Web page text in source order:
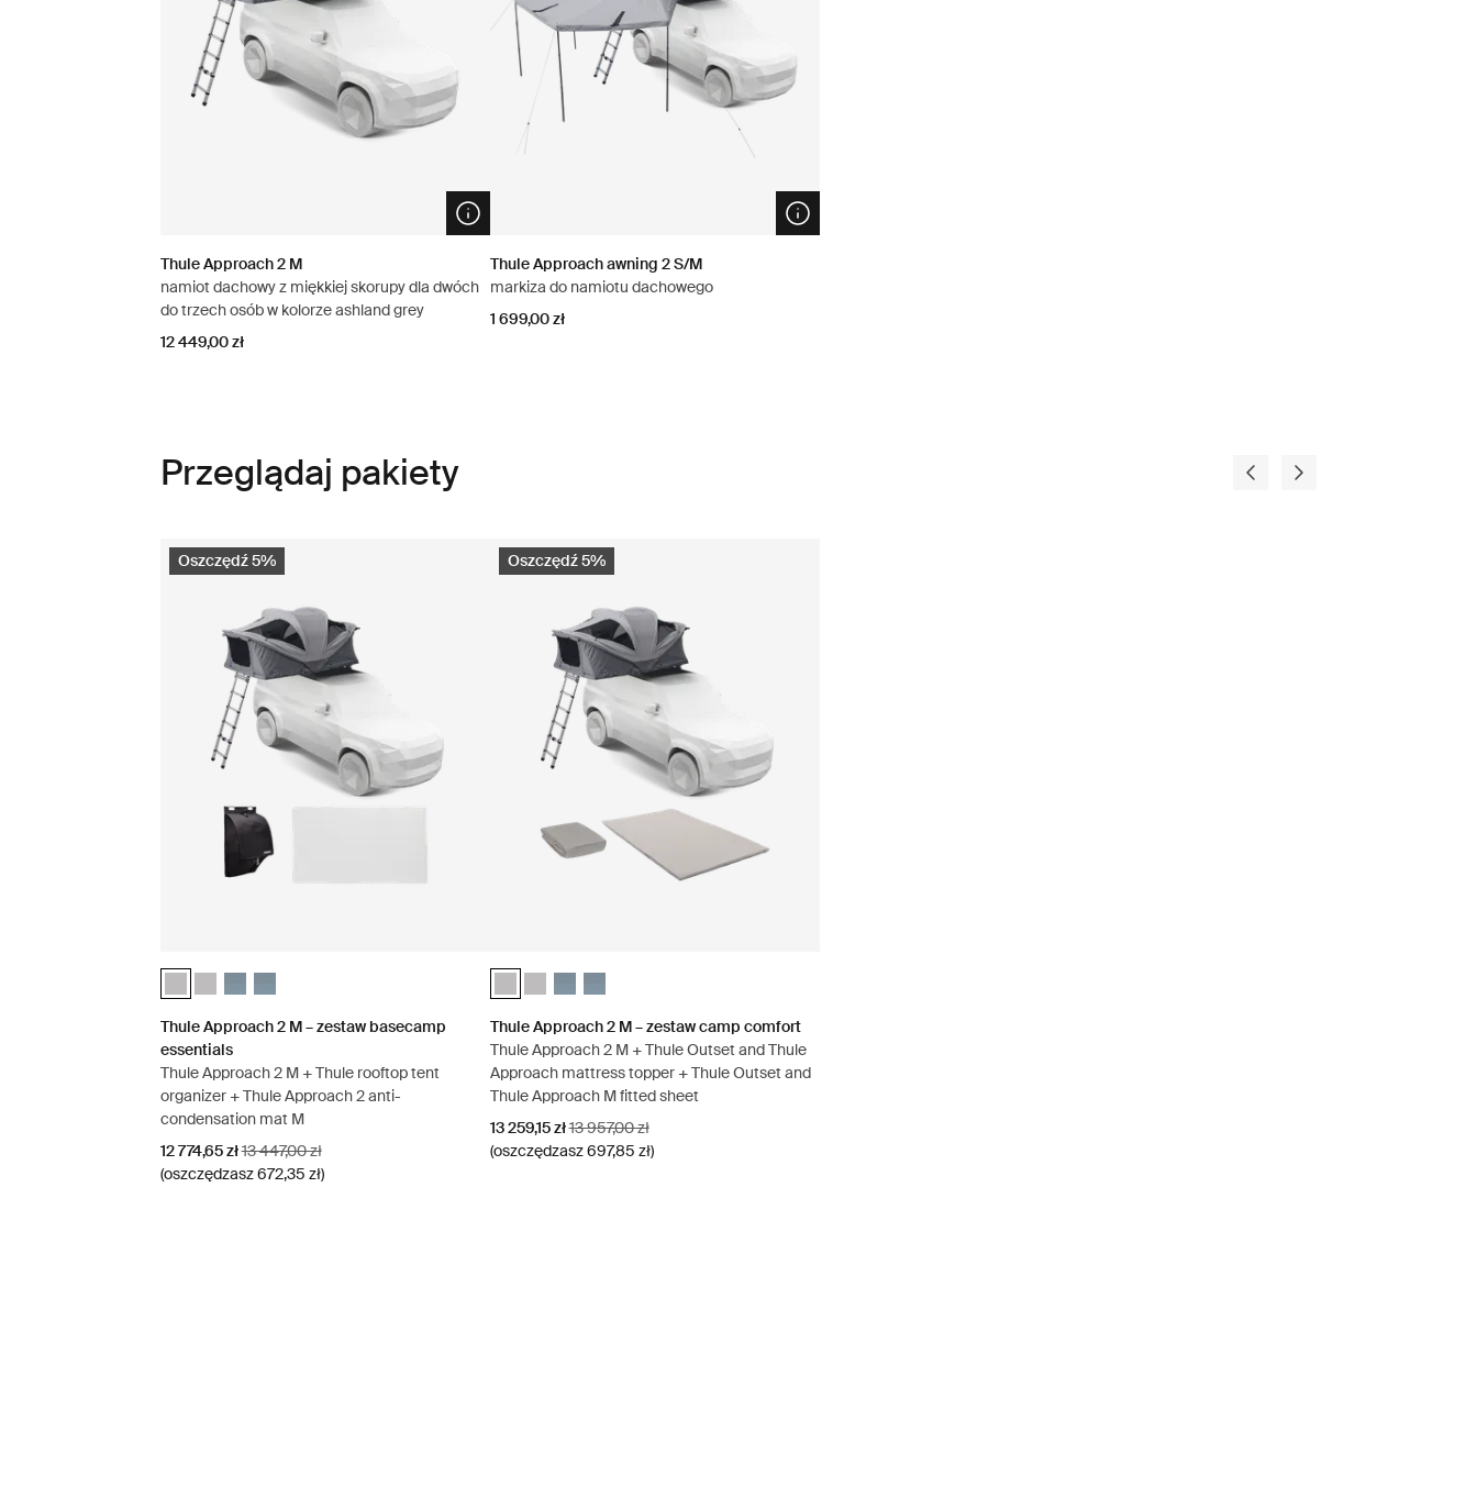
Open info modal
Thule Approach 2 M
namiot dachowy z miękkiej skorupy dla dwóch
do trzech osób w kolorze ashland grey
12 449,00 zł
Open info modal
Thule Approach awning 2 S/M
markiza do namiotu dachowego
1 699,00 zł
Przeglądaj pakiety
Oszczędź 5%
Thule Approach 2 M – zestaw basecamp essentials Szary Ashland (selected)
Thule Approach 2 L – zestaw basecamp essentials Szary Ashland
Thule Approach 2 M – zestaw basecamp essentials Ciemnoszary
Thule Approach 2 L – zestaw basecamp essentials Ciemnoszary
Thule Approach 2 M – zestaw basecamp
essentials
Thule Approach 2 M + Thule rooftop tent
organizer + Thule Approach 2 anti-
condensation mat M
Cena promocyjna
12 774,65 złOryginalna cena
13 447,00 zł
(oszczędzasz 672,35 zł)
Oszczędź 5%
Thule Approach 2 M – zestaw camp comfort Szary Ashland (selected)
Thule Approach 2 L – zestaw camp comfort Szary Ashland
Thule Approach 2 M – zestaw camp comfort Ciemnoszary
Thule Approach 2 L – zestaw camp comfort Ciemnoszary
Thule Approach 2 M – zestaw camp comfort
Thule Approach 2 M + Thule Outset and Thule
Approach mattress topper + Thule Outset and
Thule Approach M fitted sheet
Cena promocyjna
13 259,15 złOryginalna cena
13 957,00 zł
(oszczędzasz 697,85 zł)